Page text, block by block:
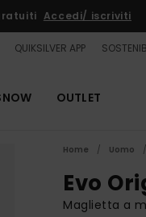
Accedi/ iscriviti
QUIKSILVER APP
OUTLET
Home Uomo
Evo
Maglietta a